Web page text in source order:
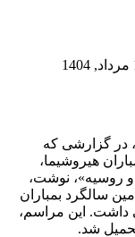
در گزارشی که
هیروشیما،
روسیه»، نوشت،
سالگرد بمباران
داشت. این مراسم،
شد.